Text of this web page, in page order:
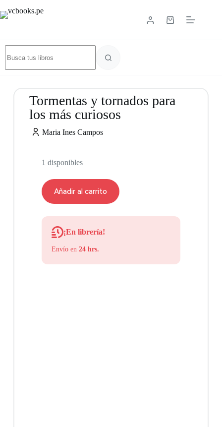
Tormentas y tornados para
los más curiosos
Maria Ines Campos
1 disponibles
Añadir al carrito
¡En librería!
Envío en 24 hrs.